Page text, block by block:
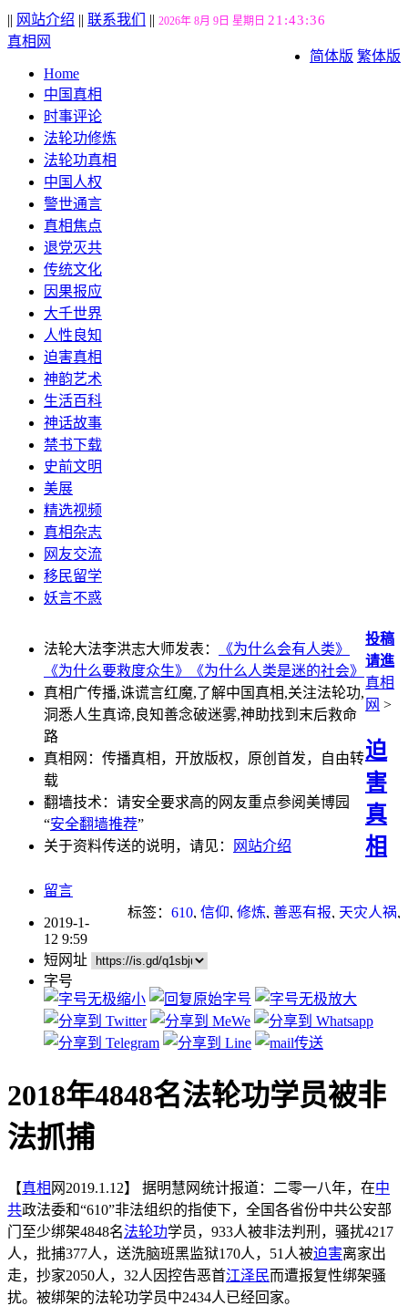
|| 网站介绍 || 联系我们 || 2026年 8月 9日 星期日 21:43:37
简体版 繁体版
真相网
Home
中国真相
时事评论
法轮功修炼
法轮功真相
中国人权
警世通言
真相焦点
退党灭共
传统文化
因果报应
大千世界
人性良知
迫害真相
神韵艺术
生活百科
神话故事
禁书下载
史前文明
美展
精选视频
真相杂志
网友交流
移民留学
妖言不惑
法轮大法李洪志大师发表：
《为什么会有人类》
《为什么要救度众生》
《为什么人类是迷的社会》
真相广传播,诛谎言红魔,了解中国真相,关注法轮功,
洞悉人生真谛,良知善念破迷雾,神助找到末后救命
路
真相网：传播真相，开放版权，原创首发，自由转
载
翻墙技术：请安全要求高的网友重点参阅美博园
“安全翻墙推荐”
关于资料传送的说明，请见：
网站介绍
投稿
请進
真相
网 >
迫
害
真
相
留言
标签： 610, 信仰, 修炼, 善恶有报, 天灾人祸,
重点推荐
2019-1-
12 9:59
短网址
字号
2018年4848名法轮功学员被非
法抓捕
【真相 网2019.1.12】 据明慧网统计报道：二零一八年，在中
共政法委和“610”非法组织的指使下，全国各省份中共公安部
门至少绑架4848名法轮功学员，933人被非法判刑，骚扰4217
人，批捕377人，送洗脑班黑监狱170人，51人被迫害离家出
走，抄家2050人，32人因控告恶首江泽民而遭报复性绑架骚
扰。被绑架的法轮功学员中2434人已经回家。